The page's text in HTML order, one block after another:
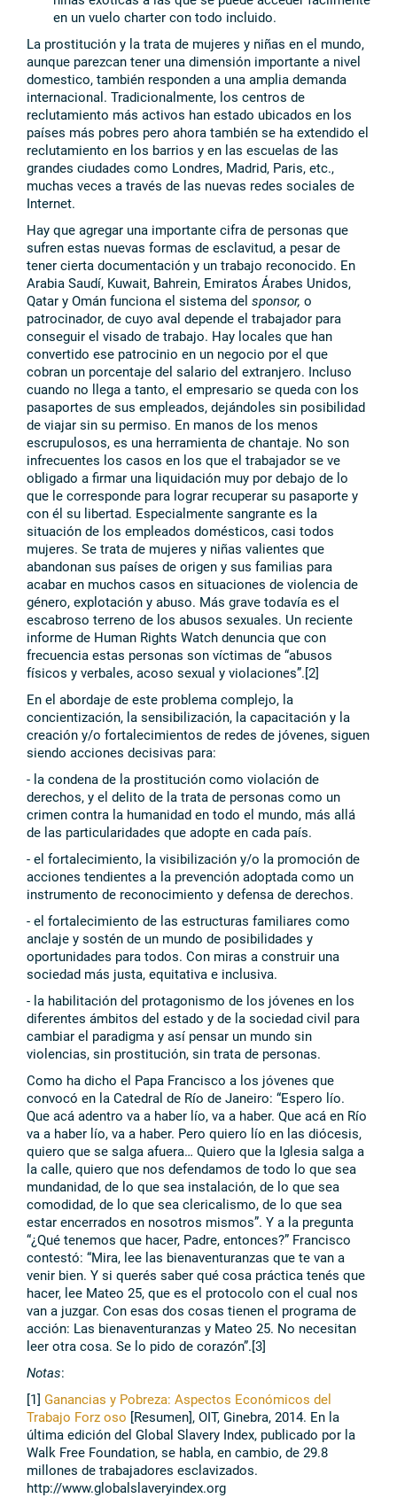
en un vuelo charter con todo incluido.
La prostitución y la trata de mujeres y niñas en el mundo,
aunque parezcan tener una dimensión importante a nivel
domestico, también responden a una amplia demanda
internacional. Tradicionalmente, los centros de
reclutamiento más activos han estado ubicados en los
países más pobres pero ahora también se ha extendido el
reclutamiento en los barrios y en las escuelas de las
grandes ciudades como Londres, Madrid, Paris, etc.,
muchas veces a través de las nuevas redes sociales de
Internet.
Hay que agregar una importante cifra de personas que
sufren estas nuevas formas de esclavitud, a pesar de
tener cierta documentación y un trabajo reconocido. En
Arabia Saudí, Kuwait, Bahrein, Emiratos Árabes Unidos,
Qatar y Omán funciona el sistema del sponsor, o
patrocinador, de cuyo aval depende el trabajador para
conseguir el visado de trabajo. Hay locales que han
convertido ese patrocinio en un negocio por el que
cobran un porcentaje del salario del extranjero. Incluso
cuando no llega a tanto, el empresario se queda con los
pasaportes de sus empleados, dejándoles sin posibilidad
de viajar sin su permiso. En manos de los menos
escrupulosos, es una herramienta de chantaje. No son
infrecuentes los casos en los que el trabajador se ve
obligado a firmar una liquidación muy por debajo de lo
que le corresponde para lograr recuperar su pasaporte y
con él su libertad. Especialmente sangrante es la
situación de los empleados domésticos, casi todos
mujeres. Se trata de mujeres y niñas valientes que
abandonan sus países de origen y sus familias para
acabar en muchos casos en situaciones de violencia de
género, explotación y abuso. Más grave todavía es el
escabroso terreno de los abusos sexuales. Un reciente
informe de Human Rights Watch denuncia que con
frecuencia estas personas son víctimas de “abusos
físicos y verbales, acoso sexual y violaciones”.[2]
En el abordaje de este problema complejo, la
concientización, la sensibilización, la capacitación y la
creación y/o fortalecimientos de redes de jóvenes, siguen
siendo acciones decisivas para:
- la condena de la prostitución como violación de
derechos, y el delito de la trata de personas como un
crimen contra la humanidad en todo el mundo, más allá
de las particularidades que adopte en cada país.
- el fortalecimiento, la visibilización y/o la promoción de
acciones tendientes a la prevención adoptada como un
instrumento de reconocimiento y defensa de derechos.
- el fortalecimiento de las estructuras familiares como
anclaje y sostén de un mundo de posibilidades y
oportunidades para todos. Con miras a construir una
sociedad más justa, equitativa e inclusiva.
- la habilitación del protagonismo de los jóvenes en los
diferentes ámbitos del estado y de la sociedad civil para
cambiar el paradigma y así pensar un mundo sin
violencias, sin prostitución, sin trata de personas.
Como ha dicho el Papa Francisco a los jóvenes que
convocó en la Catedral de Río de Janeiro: “Espero lío.
Que acá adentro va a haber lío, va a haber. Que acá en Río
va a haber lío, va a haber. Pero quiero lío en las diócesis,
quiero que se salga afuera… Quiero que la Iglesia salga a
la calle, quiero que nos defendamos de todo lo que sea
mundanidad, de lo que sea instalación, de lo que sea
comodidad, de lo que sea clericalismo, de lo que sea
estar encerrados en nosotros mismos”. Y a la pregunta
“¿Qué tenemos que hacer, Padre, entonces?” Francisco
contestó: “Mira, lee las bienaventuranzas que te van a
venir bien. Y si querés saber qué cosa práctica tenés que
hacer, lee Mateo 25, que es el protocolo con el cual nos
van a juzgar. Con esas dos cosas tienen el programa de
acción: Las bienaventuranzas y Mateo 25. No necesitan
leer otra cosa. Se lo pido de corazón”.[3]
Notas:
[1] Ganancias y Pobreza: Aspectos Económicos del
Trabajo Forz oso [Resumen], OIT, Ginebra, 2014. En la
última edición del Global Slavery Index, publicado por la
Walk Free Foundation, se habla, en cambio, de 29.8
millones de trabajadores esclavizados.
http://www.globalslaveryindex.org